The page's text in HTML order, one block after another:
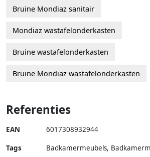
Bruine Mondiaz sanitair
Mondiaz wastafelonderkasten
Bruine wastafelonderkasten
Bruine Mondiaz wastafelonderkasten
Referenties
EAN 6017308932944
Tags
Badkamermeubels,